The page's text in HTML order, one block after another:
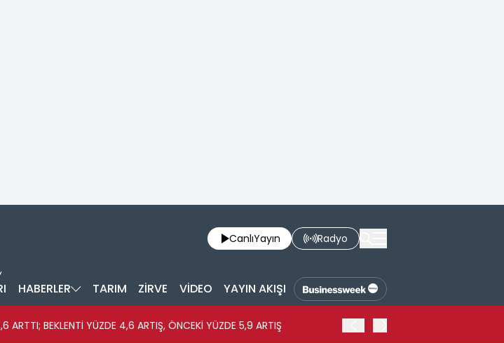
CanlıYayın Radyo
HABERLER TARIM ZİRVE VİDEO YAYIN AKIŞI
ARTTI; BEKLENTİ YÜZDE 4,6 ARTIŞ, ÖNCEKİ YÜZDE 5,9 ARTIŞ